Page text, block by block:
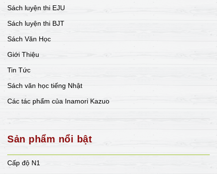
Sách luyện thi EJU
Sách luyện thi BJT
Sách Văn Học
Giới Thiệu
Tin Tức
Sách văn học tiếng Nhật
Các tác phẩm của Inamori Kazuo
Sản phẩm nổi bật
Cấp độ N1